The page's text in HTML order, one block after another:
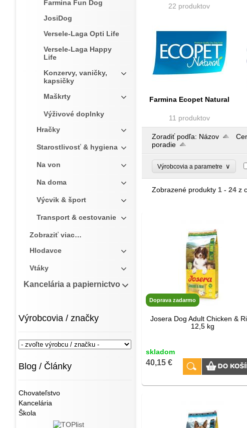
Farmina Fun Dog
JosiDog
Versele-Laga Opti Life
Versele-Laga Happy
Life
Konzervy, vaničky,
kapsičky
Maškrty
Výživové doplnky
Hračky
Starostlivosť & hygiena
Na von
Na doma
Výcvik & šport
Transport & cestovanie
Zobraziť viac…
Hlodavce
Vtáky
Kancelária a papiernictvo
Výrobcovia / značky
Blog / Články
Chovateľstvo
Kancelária
Škola
22 produktov
Farmina Ecopet Natural
11 produktov
Zoradiť podľa: Názov
poradie
Výrobcovia a parametre ∨
Zobrazené produkty 1 - 24z
Doprava zadarmo
Josera Dog Adult Chicken &
12,5 kg
skladom
40,15 €